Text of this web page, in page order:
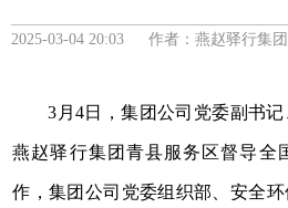
2025-03-04 20:03 作者：燕赵驿行集团
3月4日，集团公司党委副书
燕赵驿行集团青县服务区督导全
作，集团公司党委组织部、安全